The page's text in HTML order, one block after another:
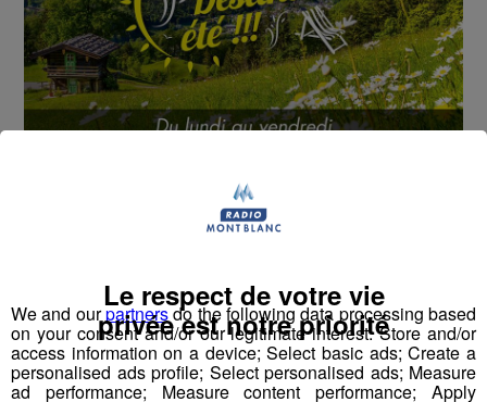
sorties en famille, avec le grand jeu des vacances :
Deux rendez-vous par jour, à 8h45 et 17h45 sur
Radio Mont Blanc !
Déstination été ! Une question...une destination !
We and ourpartnersdo the following data processing based
on your consent and/or our legitimate interest: Store and/or
access information on a device; Select basic ads; Create a
personalised ads profile; Select personalised ads; Measure
ad performance; Measure content performance; Apply
Le respect de votre vie
privée est notre priorité